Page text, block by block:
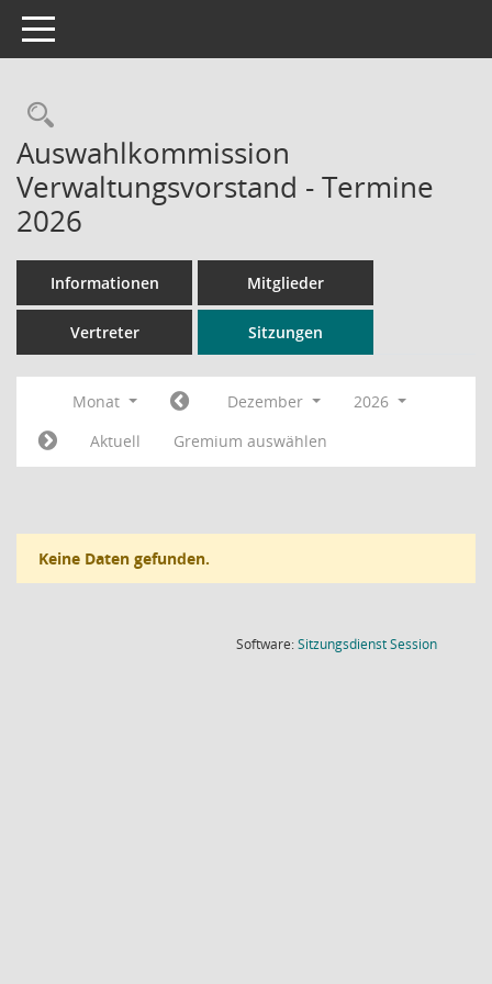
Toggle navigation
Rechercheauswahl
Auswahlkommission
Verwaltungsvorstand - Termine
2026
Informationen Mitglieder
Vertreter Sitzungen
Monat Dezember
2026
Aktuell
Gremium auswählen
Keine Daten gefunden.
Software:SitzungsdienstSession(Wird in